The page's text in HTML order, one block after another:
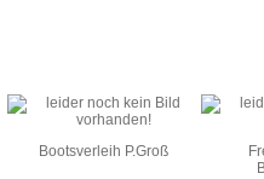
Bootsverleih P.Groß